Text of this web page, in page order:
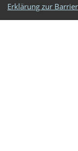
Erklärung zur